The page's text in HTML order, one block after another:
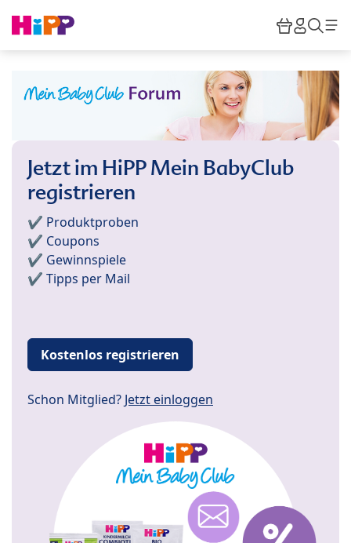
HiPP
Jetzt im HiPP Mein BabyClub
registrieren
✔️ Produktproben
✔️ Coupons
✔️ Gewinnspiele
✔️ Tipps per Mail
Kostenlos registrieren
Schon Mitglied? Jetzt einloggen